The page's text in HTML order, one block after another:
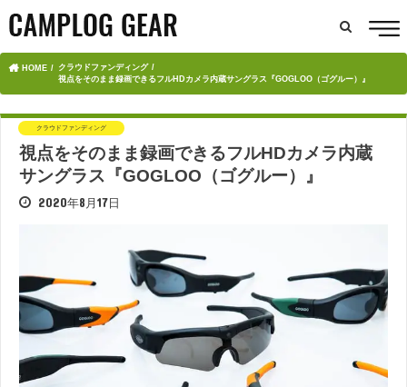
HOME
クラウドファンディング
視点をそのまま録画できるフルHDカメラ内蔵サングラス『GOGLOO（ゴグルー）』
クラウドファンディング
視点をそのまま録画できるフルHDカメラ内蔵
サングラス『GOGLOO（ゴグルー）』
2020年8月17日